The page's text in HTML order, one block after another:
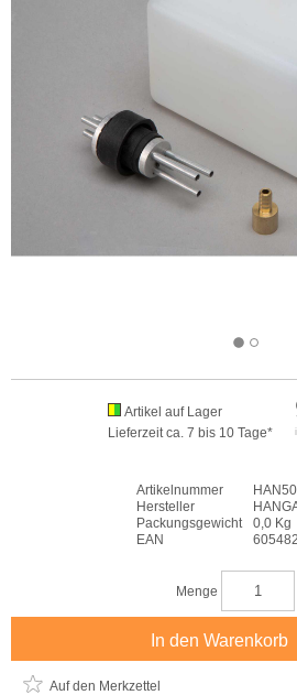
Artikel auf Lager
Lieferzeit ca. 7 bis 10 Tage*
Artikelnummer
Hersteller
Packungsgewicht
0,0 Kg
EAN
Menge
In den Warenkorb
Auf den Merkzettel